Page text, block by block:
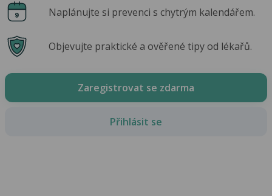
Naplánujte si prevenci s chytrým kalendářem.
Objevujte praktické a ověřené tipy od lékařů.
Zaregistrovat se zdarma
Přihlásit se